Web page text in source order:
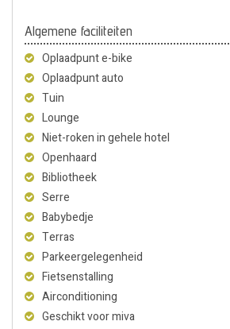
Algemene faciliteiten
Oplaadpunt e-bike
Oplaadpunt auto
Tuin
Lounge
Niet-roken in gehele hotel
Openhaard
Bibliotheek
Serre
Babybedje
Terras
Parkeergelegenheid
Fietsenstalling
Airconditioning
Geschikt voor miva